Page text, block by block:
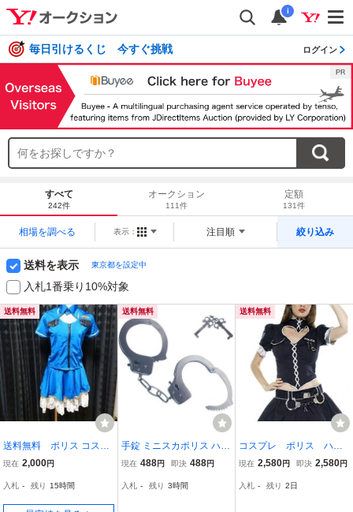
i
毎日引けるくじ 今すぐ挑戦 ログイン
すべて
242件
オークション
111件
定額
131件
相場を調べる 表示： 注目順 絞り込み
送料を表示 東京都を設定中
入札1番乗り10%対象
送料無料
送料無料 ポリス コスプ
レ
現在 2,000円
入札 - 残り 15時間
送料無料
手錠 ミニスカポリス ハロ
ウィン コスプレ コスチュ
現在 488円 即決 488円
入札 - 残り 3時間
送料無料
コスプレ ポリス ハロ
ウィン衣装 コスチュー
官 婦警c-997
現在 2,580円 即決 2,580円
入札 - 残り 2日